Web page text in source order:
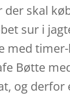
skal
sur i
Bøtte
og